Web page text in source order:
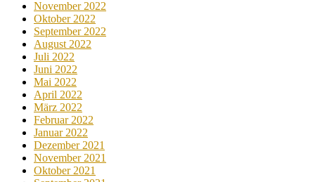
November 2022
Oktober 2022
September 2022
August 2022
Juli 2022
Juni 2022
Mai 2022
April 2022
März 2022
Februar 2022
Januar 2022
Dezember 2021
November 2021
Oktober 2021